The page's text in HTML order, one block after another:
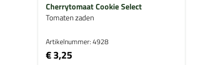
Cherrytomaat Cookie Select
Tomaten zaden
Artikelnummer: 4928
€ 3,25